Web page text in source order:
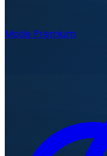
Mode Premium